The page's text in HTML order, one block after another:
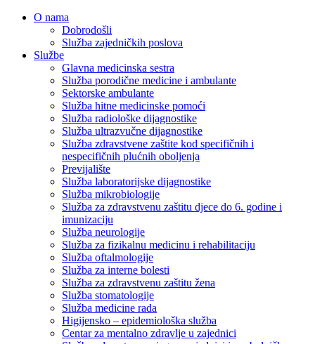
O nama
Dobrodošli
Služba zajedničkih poslova
Službe
Glavna medicinska sestra
Služba porodične medicine i ambulante
Sektorske ambulante
Služba hitne medicinske pomoći
Služba radiološke dijagnostike
Služba ultrazvučne dijagnostike
Služba zdravstvene zaštite kod specifičnih i
nespecifičnih plućnih oboljenja
Previjalište
Služba laboratorijske dijagnostike
Služba mikrobiologije
Služba za zdravstvenu zaštitu djece do 6. godine i
imunizaciju
Služba neurologije
Služba za fizikalnu medicinu i rehabilitaciju
Služba oftalmologije
Služba za interne bolesti
Služba za zdravstvenu zaštitu žena
Služba stomatologije
Služba medicine rada
Higijensko – epidemiološka služba
Centar za mentalno zdravlje u zajednici